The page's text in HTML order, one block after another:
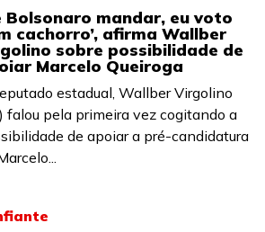
Bolsonaro mandar, eu voto
cachorro’, afirma Wallber
sobre possibilidade de
Marcelo Queiroga
estadual, Wallber Virgolino
falou pela primeira vez cogitando a
de apoiar a pré-candidatura